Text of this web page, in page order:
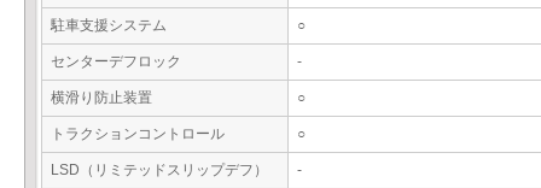
駐車支援システム ○
センターデフロック -
横滑り防止装置 ○
トラクションコントロール ○
LSD（リミテッドスリップデフ） -